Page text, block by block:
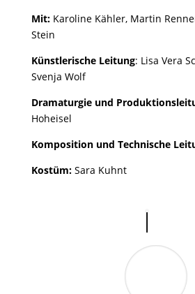
Mit:Karoline Kähler, Martin
Stein
Künstlerische Leitung: Lisa Vera
Svenja Wolf
Dramaturgie und
Hoheisel
Komposition und Technische
Kostüm:Sara Kuhnt